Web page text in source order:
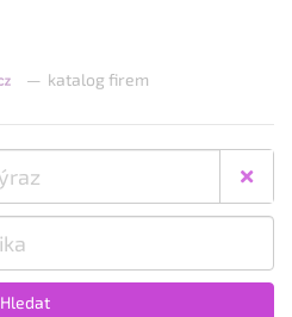
— katalog firem
Hledat